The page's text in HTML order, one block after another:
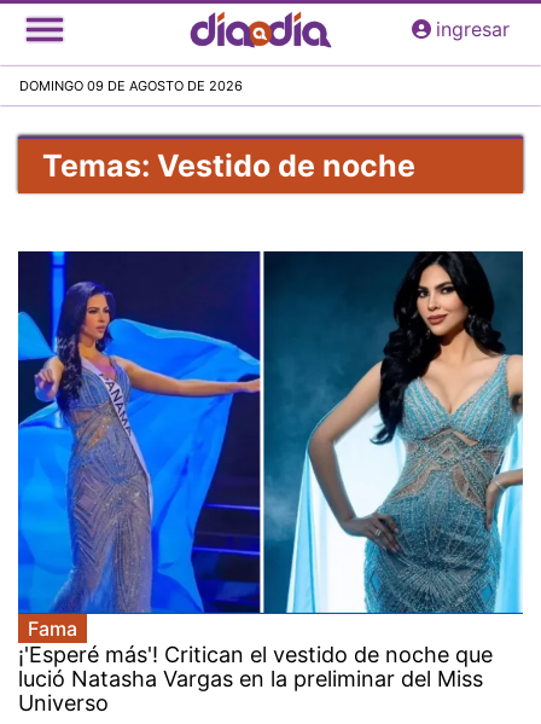
Pasar
al
principal
ingresar
DOMINGO 09 DE AGOSTO DE 2026
Temas: Vestido de noche
Fama
¡'Esperé más'! Critican el vestido de noche que
lució Natasha Vargas en la preliminar del Miss
Universo